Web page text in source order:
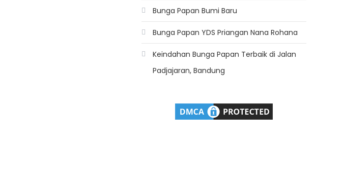
Bunga Papan Bumi Baru
Bunga Papan YDS Priangan Nana Rohana
Keindahan Bunga Papan Terbaik di Jalan
Padjajaran, Bandung